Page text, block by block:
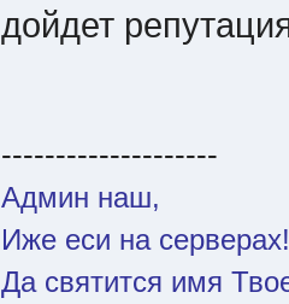
дойдет
--------------------
Админ наш,
Иже еси на серверах!
Да святится имя